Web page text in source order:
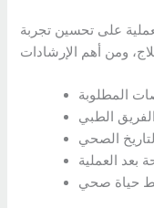
على تحسين تجربة